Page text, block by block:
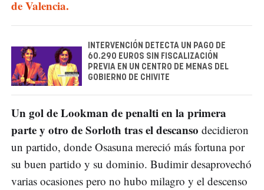
de Valencia.
INTERVENCIÓN DETECTA UN PAGO DE
60.290 EUROS SIN FISCALIZACIÓN
PREVIA EN UN CENTRO DE MENAS DEL
GOBIERNO DE CHIVITE
Un gol de Lookman de penalti en la primera
parte y otro de Sorloth tras el descanso decidieron
un partido, donde Osasuna mereció más fortuna por
su buen partido y su dominio. Budimir desaprovechó
varias ocasiones pero no hubo milagro y el descenso